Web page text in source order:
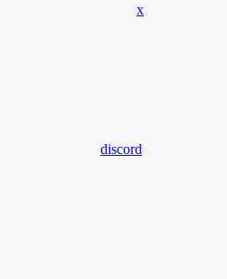
x
discord